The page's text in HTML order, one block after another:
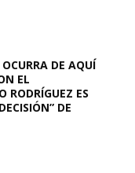
DE AQUÍ
EL
RODRÍGUEZ ES
DE